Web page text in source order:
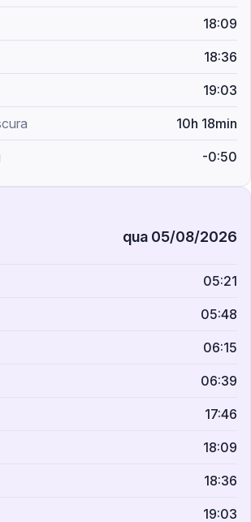
18:09
18:36
19:03
10h 18min
-0:50
qua 05/08/2026
05:21
05:48
06:15
06:39
17:46
18:09
18:36
19:03